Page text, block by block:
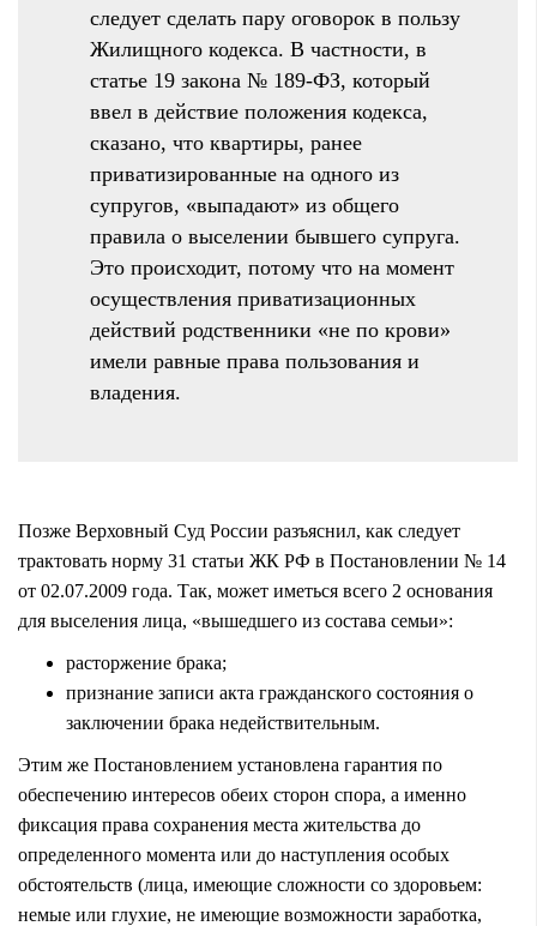
следует сделать пару оговорок в пользу
Жилищного кодекса. В частности, в
статье 19 закона № 189-ФЗ, который
ввел в действие положения кодекса,
сказано, что квартиры, ранее
приватизированные на одного из
супругов, «выпадают» из общего
правила о выселении бывшего супруга.
Это происходит, потому что на момент
осуществления приватизационных
действий родственники «не по крови»
имели равные права пользования и
владения.
Позже Верховный Суд России разъяснил, как следует
трактовать норму 31 статьи ЖК РФ в Постановлении № 14
от 02.07.2009 года. Так, может иметься всего 2 основания
для выселения лица, «вышедшего из состава семьи»:
расторжение брака;
признание записи акта гражданского состояния о
заключении брака недействительным.
Этим же Постановлением установлена гарантия по
обеспечению интересов обеих сторон спора, а именно
фиксация права сохранения места жительства до
определенного момента или до наступления особых
обстоятельств (лица, имеющие сложности со здоровьем:
немые или глухие, не имеющие возможности заработка,